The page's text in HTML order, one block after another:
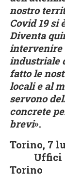
nostro
Covid 19 si
Diventa
intervenire
industriale
fatto le
locali e al
servono
concrete
brevi».
Uffici
Torino